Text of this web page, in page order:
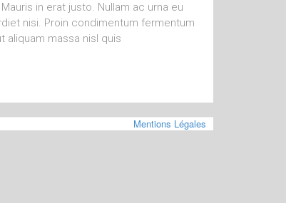
in erat justo. Nullam ac urna eu
nisi. Proin condimentum fermentum
aliquam massa nisl quis
Mentions Légales